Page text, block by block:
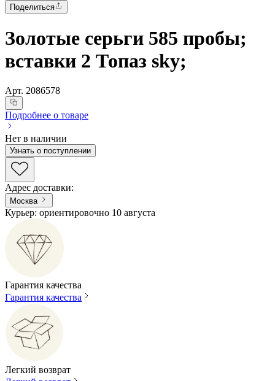
Поделиться
Золотые серьги 585 пробы;
вставки 2 Топаз sky;
Арт. 2086578
Подробнее о товаре
Нет в наличии
Узнать о поступлении
Адрес доставки:
Москва
Курьер: ориентировочно 10 августа
Гарантия качества
Гарантия качества
Легкий возврат